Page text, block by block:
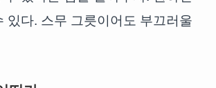
있다. 스무 그릇이어도 부끄러울